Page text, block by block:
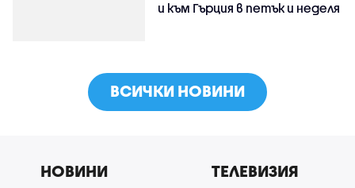
и към Гърция в петък и неделя
ВСИЧКИ НОВИНИ
НОВИНИ ТЕЛЕВИЗИЯ